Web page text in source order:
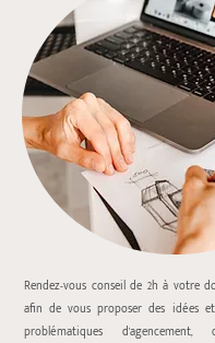
Rendez-vous conseil de 2h à votre
afin de vous proposer des idées
problématiques d'agencement,